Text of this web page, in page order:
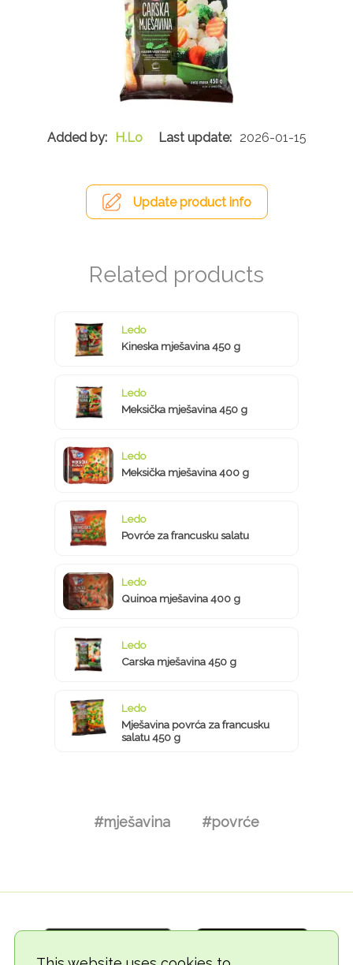
H.Lo 2026-01-15
Update product info
Ledo
Kineska mješavina 450 g
Ledo
Meksička mješavina 450 g
Ledo
Meksička mješavina 400 g
Ledo
Povrće za francusku salatu
Ledo
Quinoa mješavina 400 g
Ledo
Carska mješavina 450 g
Ledo
Mješavina povrća za francusku
salatu 450 g
#mješavina #povrće